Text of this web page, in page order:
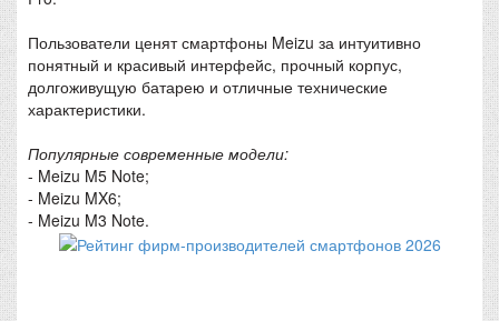
Пользователи ценят смартфоны Meizu за интуитивно
понятный и красивый интерфейс, прочный корпус,
долгоживущую батарею и отличные технические
характеристики.
Популярные современные модели:
- Meizu M5 Note;
- Meizu MX6;
- Meizu M3 Note.